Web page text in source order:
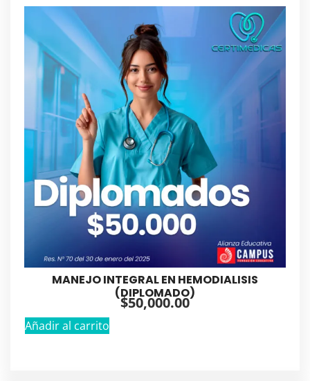
MANEJO INTEGRAL EN HEMODIALISIS
(DIPLOMADO)
$50,000.00
Añadir al carrito